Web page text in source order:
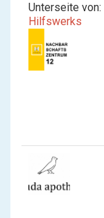
Unterseite von:
Hilfswerks